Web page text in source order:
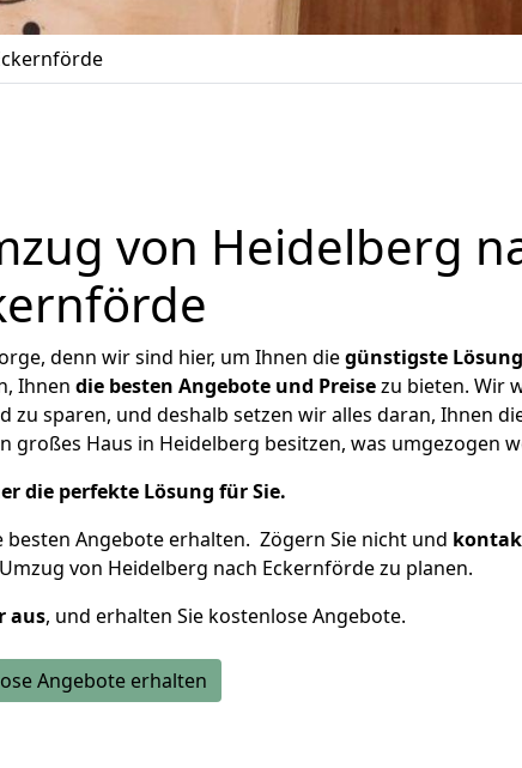
von Heidelberg
denn wir sind hier, um Ihnen diegünstigste Lösung
Ihnen die besten Angebote und Preisezu bieten. Wir
sparen, und deshalb setzen wir alles daran, Ihnen
großes Haus in Heidelberg besitzen, was umgezogen
die perfekte Lösung für Sie.
besten Angebote erhalten. Zögern Sie nicht und
von Heidelberg nach Eckernförde zu planen.
aus, und erhalten Sie kostenlose Angebote.
Angebote erhalten